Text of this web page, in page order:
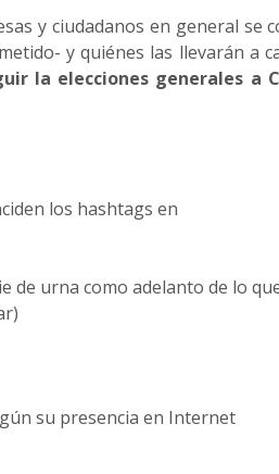
y ciudadanos en general se
y quiénes las llevarán a
la elecciones generales a
los hashtags en
de urna como adelanto de lo
su presencia en Internet